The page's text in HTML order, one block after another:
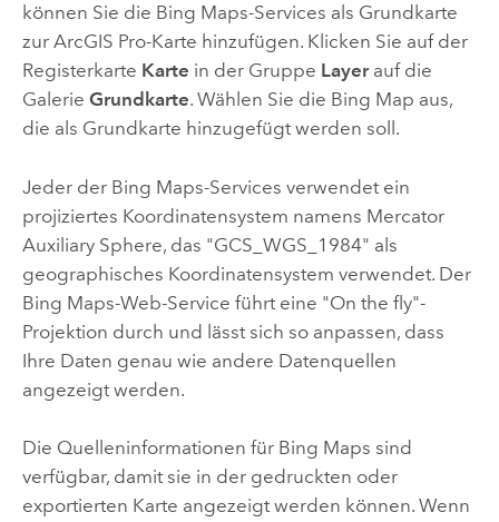
können Sie die Bing Maps-Services als Grundkarte
zur ArcGIS Pro-Karte hinzufügen. Klicken Sie auf der
Registerkarte Karte in der Gruppe Layerauf die
Galerie Grundkarte. Wählen Sie die Bing Map aus,
die als Grundkarte hinzugefügt werden soll.
Jeder der Bing Maps-Services verwendet ein
projiziertes Koordinatensystem namens Mercator
Auxiliary Sphere, das "GCS_WGS_1984" als
geographisches Koordinatensystem verwendet. Der
Bing Maps-Web-Service führt eine "On the fly"-
Projektion durch und lässt sich so anpassen, dass
Ihre Daten genau wie andere Datenquellen
angezeigt werden.
Die Quelleninformationen für Bing Maps sind
verfügbar, damit sie in der gedruckten oder
exportierten Karte angezeigt werden können. Wenn